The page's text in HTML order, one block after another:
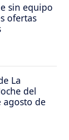
sin equipo
ofertas
La
del
agosto de